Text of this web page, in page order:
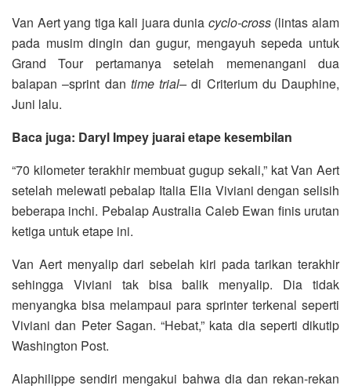
Van Aert yang tiga kali juara dunia cyclo-cross(lintas alam
pada musim dingin dan gugur, mengayuh sepeda untuk
Grand Tour pertamanya setelah memenangani dua
balapan –sprint dan time trial–di Criterium du Dauphine,
Juni lalu.
Baca juga: Daryl Impey juarai etape kesembilan
“70 kilometer terakhir membuat gugup sekali,” kat Van Aert
setelah melewati pebalap Italia Elia Viviani dengan selisih
beberapa inchi. Pebalap Australia Caleb Ewan finis urutan
ketiga untuk etape ini.
Van Aert menyalip dari sebelah kiri pada tarikan terakhir
sehingga Viviani tak bisa balik menyalip. Dia tidak
menyangka bisa melampaui para sprinter terkenal seperti
Viviani dan Peter Sagan. “Hebat,” kata dia seperti dikutip
Washington Post.
Alaphilippe sendiri mengakui bahwa dia dan rekan-rekan